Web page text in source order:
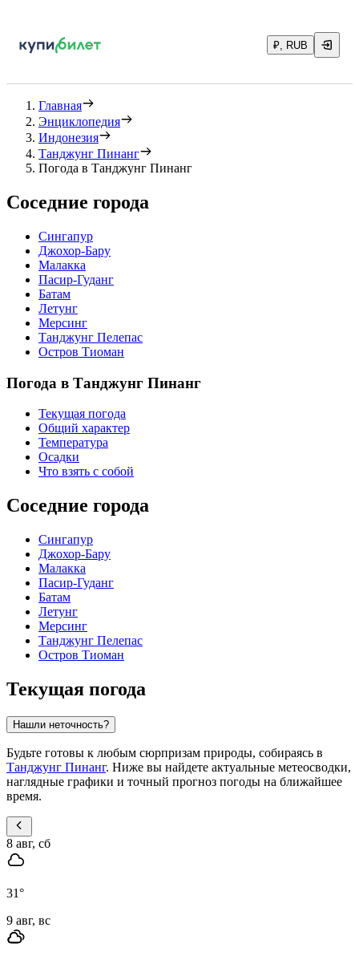
₽, RUB
Главная
Энциклопедия
Индонезия
Танджунг Пинанг
Погода в Танджунг Пинанг
Соседние города
Сингапур
Джохор-Бару
Малакка
Пасир-Гуданг
Батам
Летунг
Мерсинг
Танджунг Пелепас
Остров Тиоман
Погода в Танджунг Пинанг
Текущая погода
Общий характер
Температура
Осадки
Что взять с собой
Соседние города
Сингапур
Джохор-Бару
Малакка
Пасир-Гуданг
Батам
Летунг
Мерсинг
Танджунг Пелепас
Остров Тиоман
Текущая погода
Нашли неточность?
Будьте готовы к любым сюрпризам природы, собираясь в
Танджунг Пинанг. Ниже вы найдете актуальные метеосводки,
наглядные графики и точный прогноз погоды на ближайшее
время.
8 авг, сб
31°
9 авг, вс